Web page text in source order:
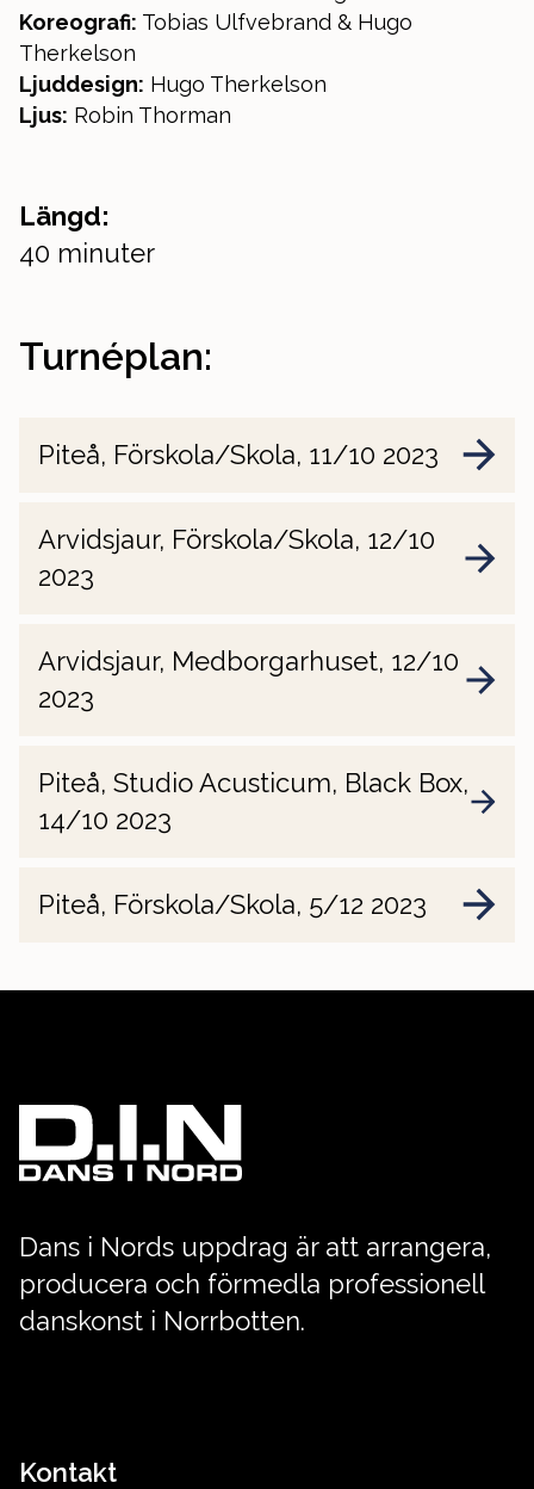
Koreografi: Tobias Ulfvebrand & Hugo
Therkelson
Ljuddesign: Hugo Therkelson
Ljus: Robin Thorman
Längd:
40 minuter
Turnéplan:
Piteå, Förskola/Skola, 11/10 2023
Arvidsjaur, Förskola/Skola, 12/10
2023
Arvidsjaur, Medborgarhuset, 12/10
2023
Piteå, Studio Acusticum, Black Box,
14/10 2023
Piteå, Förskola/Skola, 5/12 2023
Dans i Nords uppdrag är att arrangera,
producera och förmedla professionell
danskonst i Norrbotten.
Kontakt